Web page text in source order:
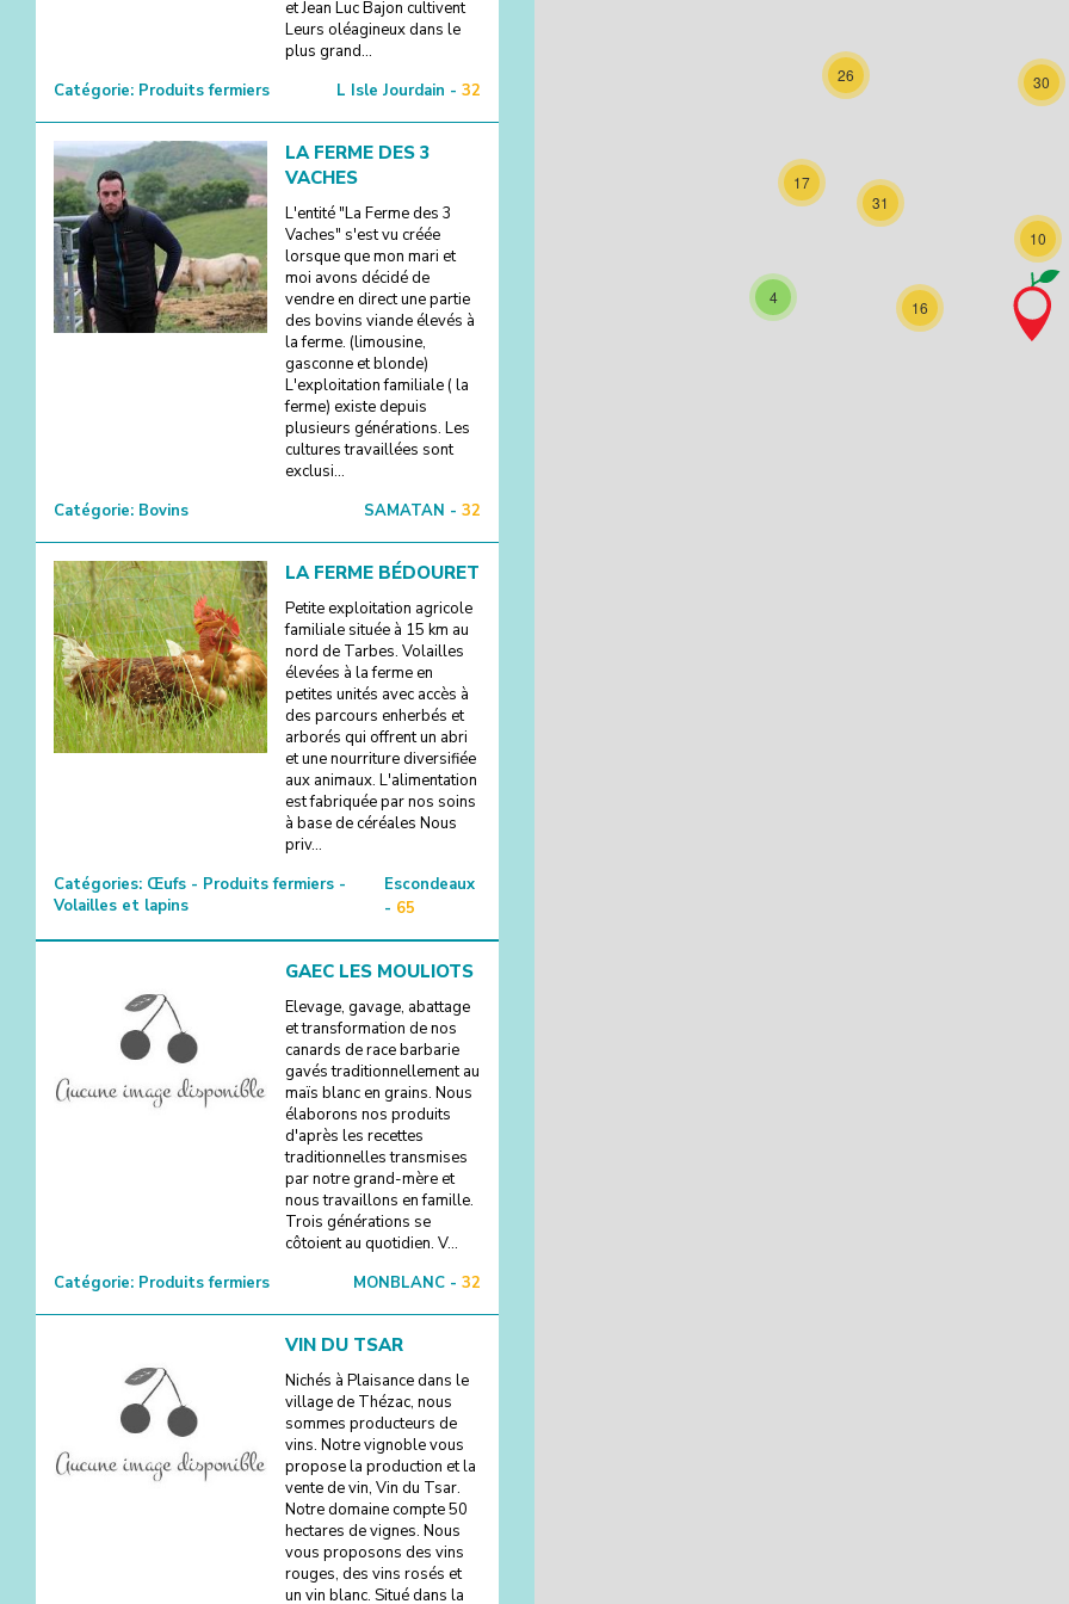
et Jean Luc Bajon cultivent
Leurs oléagineux dans le
plus grand...
Catégorie: Produits fermiers L Isle Jourdain - 32
LA FERME DES 3
VACHES
L'entité "La Ferme des 3
Vaches" s'est vu créée
lorsque que mon mari et
moi avons décidé de
vendre en direct une partie
des bovins viande élevés à
la ferme. (limousine,
gasconne et blonde)
L'exploitation familiale ( la
ferme) existe depuis
plusieurs générations. Les
cultures travaillées sont
exclusi...
Catégorie: Bovins SAMATAN - 32
LA FERME BÉDOURET
Petite exploitation agricole
familiale située à 15 km au
nord de Tarbes. Volailles
élevées à la ferme en
petites unités avec accès à
des parcours enherbés et
arborés qui offrent un abri
et une nourriture diversifiée
aux animaux. L'alimentation
est fabriquée par nos soins
à base de céréales Nous
priv...
Catégories: Œufs - Produits fermiers -
Volailles et lapins
Escondeaux
- 65
GAEC LES MOULIOTS
Elevage, gavage, abattage
et transformation de nos
canards de race barbarie
gavés traditionnellement au
maïs blanc en grains. Nous
élaborons nos produits
d'après les recettes
traditionnelles transmises
par notre grand-mère et
nous travaillons en famille.
Trois générations se
côtoient au quotidien. V...
Catégorie: Produits fermiers MONBLANC - 32
VIN DU TSAR
Nichés à Plaisance dans le
village de Thézac, nous
sommes producteurs de
vins. Notre vignoble vous
propose la production et la
vente de vin, Vin du Tsar.
Notre domaine compte 50
hectares de vignes. Nous
vous proposons des vins
rouges, des vins rosés et
un vin blanc. Situé dans la
30
4
17
16
26
31
10